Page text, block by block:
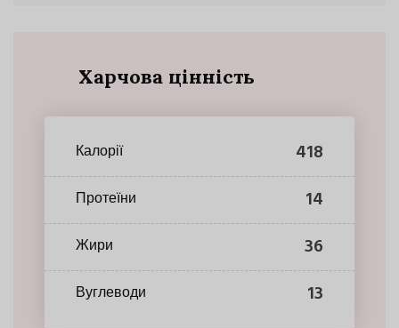
Харчова цінність
Калорії 418
Протеїни 14
Жири 36
Вуглеводи 13